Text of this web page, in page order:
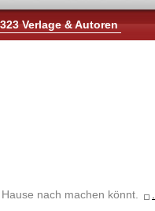
Verlage & Autoren
nach machen könnt.